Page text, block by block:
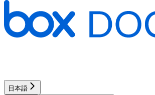
日本語